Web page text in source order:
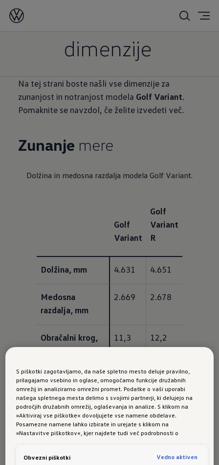
dimenzije
Na tej strani boste našli vse dimenzije za
zunanjost in notranjost modela Golf Variant.
Pomaknite se navzdol, če želite izvedeti več.
Zunanje mere
Dolžina in medosna razdalja modela Golf Variant.
Golf
Variant
Golf
Variant
R
Dolžina, mm 4.631 4.651
Medosna
razdalja, mm
2.669 2.678
Obračalni krog,
m
11,3 12,2
Širina, mm 1.789 1.789
Širina vklj. z
zunanjima
ogledaloma, mm
2.073 2.073
Višina, mm 1.462
S piškotki zagotavljamo, da naše spletno mesto deluje pravilno,
prilagajamo vsebino in oglase, omogočamo funkcije družabnih
omrežij in analiziramo omrežni promet. Podatke o vaši uporabi
našega spletnega mesta delimo s svojimi partnerji, ki delujejo na
področjih družabnih omrežij, oglaševanja in analize. S klikom na
»Aktiviraj vse piškotke« dovoljujete vse namene obdelave.
Posamezne namene lahko izbirate in urejate s klikom na
»Nastavitve piškotkov«, kjer najdete tudi več podrobnosti o
Obvezni piškotki
Vedno aktiven